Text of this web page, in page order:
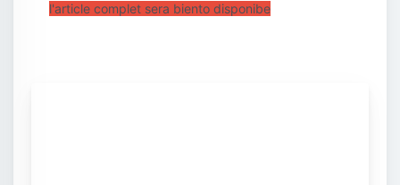
l'article complet sera biento disponibe